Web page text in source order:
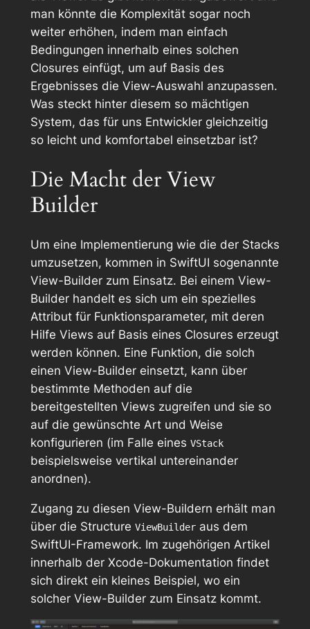
man könnte die Komplexität sogar noch
weiter erhöhen, indem man einfach
Bedingungen innerhalb eines solchen
Closures einfügt, um auf Basis des
Ergebnisses die View-Auswahl anzupassen.
Was steckt hinter diesem so mächtigen
System, das für uns Entwickler gleichzeitig
so leicht und komfortabel einsetzbar ist?
Die Macht der View
Builder
Um eine Implementierung wie die der Stacks
umzusetzen, kommen in SwiftUI sogenannte
View-Builderzum Einsatz. Bei einem View-
Builder handelt es sich um ein spezielles
Attribut für Funktionsparameter, mit deren
Hilfe Views auf Basis eines Closures erzeugt
werden können. Eine Funktion, die solch
einen View-Builder einsetzt, kann über
bestimmte Methoden auf die
bereitgestellten Views zugreifen und sie so
auf die gewünschte Art und Weise
konfigurieren (im Falle eines VStack
beispielsweise vertikal untereinander
anordnen).
Zugang zu diesen View-Buildern erhält man
über die Structure ViewBuilderaus dem
SwiftUI-Framework. Im zugehörigen Artikel
innerhalb der Xcode-Dokumentation findet
sich direkt ein kleines Beispiel, wo ein
solcher View-Builder zum Einsatz kommt.